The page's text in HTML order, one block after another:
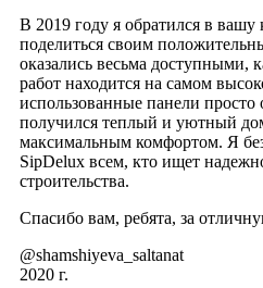
В 2019 году я обратился в
поделиться своим
оказались весьма доступными,
работ находится на самом
использованные панели
получился теплый и уютный
максимальным комфортом. Я
SipDelux всем, кто ищет
строительства.
Спасибо вам, ребята, за
@shamshiyeva_saltanat
2020 г.